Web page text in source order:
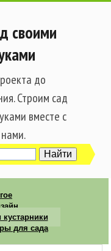
своими
до
Строим сад
вместе с
нами.
для сада